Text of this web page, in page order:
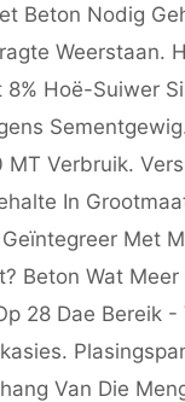
Beton Nodig
Weerstaan.
Hoë-Suiwer
MT Verbruik.
In
Met
Beton Wat
28 Dae Bereik
Van Die